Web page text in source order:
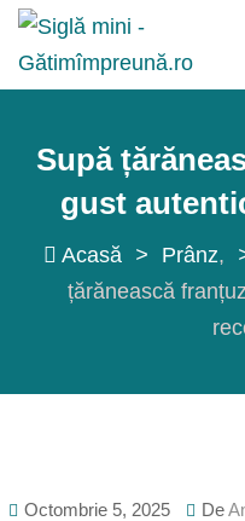
Sări
conținut
Supă
gust
Acasă > Prânz
țărănească
Octombrie 5, 2025 De